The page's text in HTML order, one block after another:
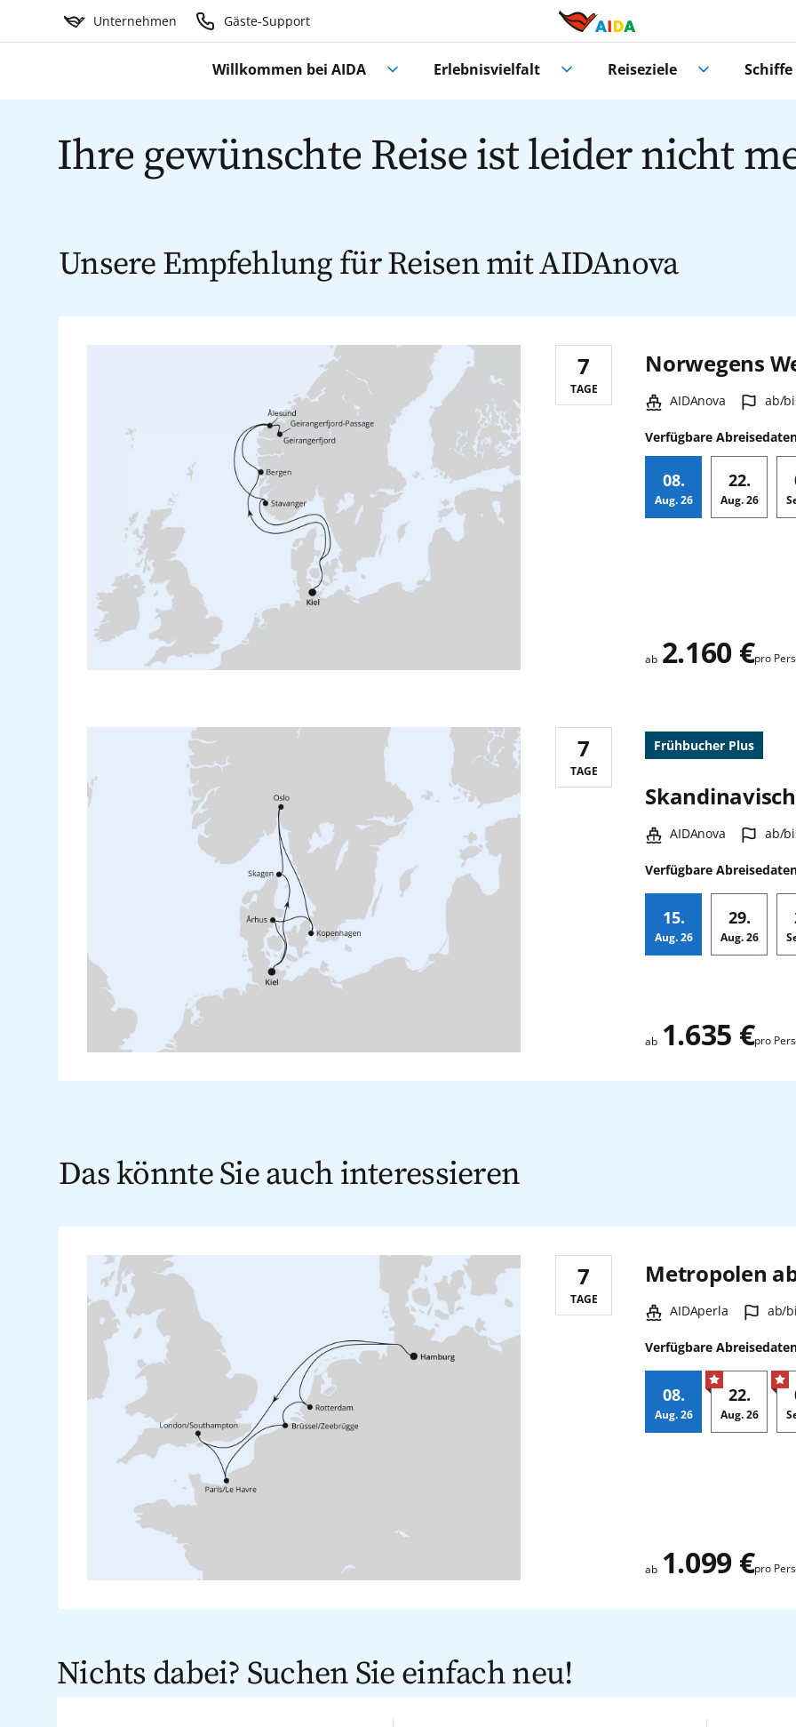
Unternehmen Gäste-Support
Willkommen bei AIDA Erlebnisvielfalt Reiseziele Schiffe
Ihre gewünschte Reise ist leider nicht
Unsere Empfehlung für Reisen mit AIDAnova
Norwegens
Schiff:
AIDAnova ab/
Verfügbare
08.
Aug. 26
22.
Aug. 26
Reisedauer:
7
TAGE
ab 2.160 €pro
Frühbucher Plus
Schiff:
AIDAnova ab/
Verfügbare
15.
Aug. 26
29.
Aug. 26
Reisedauer:
7
TAGE
ab 1.635 €pro
Das könnte Sie auch interessieren
Metropolen
Schiff:
AIDAperla ab/
Verfügbare
08.
Aug. 26
22.
Aug. 26
Reisedauer:
7
TAGE
ab 1.099 €pro
Nichts dabei? Suchen Sie einfach neu!